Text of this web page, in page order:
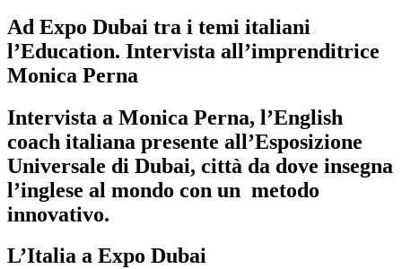
Ad Expo Dubai tra i temi italiani
l’Education. Intervista all’imprenditrice
Monica Perna
Intervista a Monica Perna, l’English
coach italiana presente all’Esposizione
Universale di Dubai, città da dove insegna
l’inglese al mondo con un metodo
innovativo.
L’Italia a Expo Dubai